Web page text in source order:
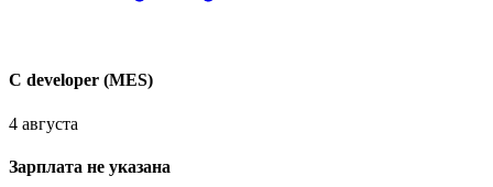
C developer (MES)
4 августа
Зарплата не указана